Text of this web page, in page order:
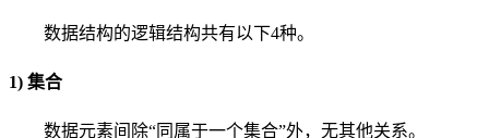
数据结构的逻辑结构共有以下4种。
1) 集合
数据元素间除“同属于一个集合”外，无其他关系。